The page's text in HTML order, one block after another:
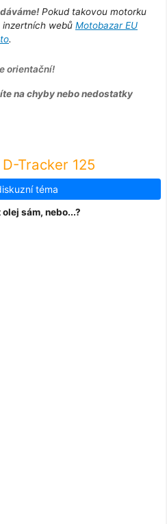
Pokud takovou motorku
inzertních webů Motobazar EU
.
orientační!
na chyby nebo nedostatky
Tracker 125
téma
sám, nebo...?